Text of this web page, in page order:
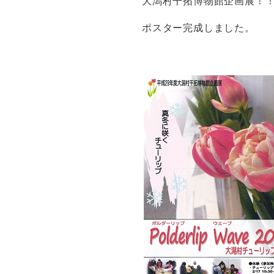
ポスター完成しました。